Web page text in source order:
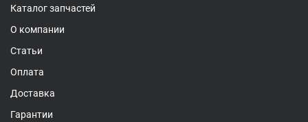
Каталог запчастей
О компании
Статьи
Оплата
Доставка
Гарантии